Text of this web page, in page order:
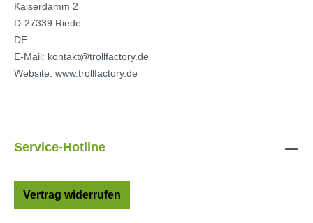
Kaiserdamm 2
D-27339 Riede
DE
E-Mail: kontakt@trollfactory.de
Website: www.trollfactory.de
Service-Hotline
Vertrag widerrufen